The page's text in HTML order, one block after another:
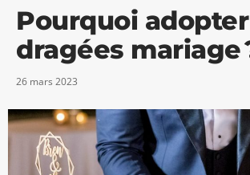
Pourquoi
dragées mariage
26 mars 2023